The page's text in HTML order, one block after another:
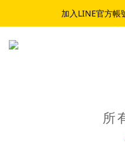
夏日女子冒險☀️｜滿$1,800
所